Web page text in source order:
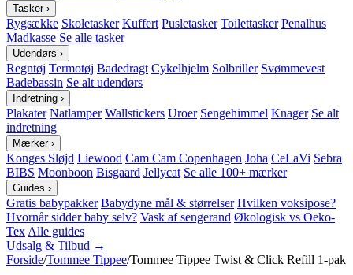
Tasker ›
Rygsække Skoletasker Kuffert Pusletasker Toilettasker Penalhus
Madkasse Se alle tasker
Udendørs ›
Regntøj Termotøj Badedragt Cykelhjelm Solbriller Svømmevest
Badebassin Se alt udendørs
Indretning ›
Plakater Natlamper Wallstickers Uroer Sengehimmel Knager Se alt
indretning
Mærker ›
Konges Sløjd Liewood Cam Cam Copenhagen Joha CeLaVi Sebra
BIBS Moonboon Bisgaard Jellycat Se alle 100+ mærker
Guides ›
Gratis babypakker Babydyne mål & størrelser Hvilken voksipose?
Hvornår sidder baby selv? Vask af sengerand Økologisk vs Oeko-
Tex Alle guides
Udsalg & Tilbud →
Forside/Tommee Tippee/Tommee Tippee Twist & Click Refill 1-pak